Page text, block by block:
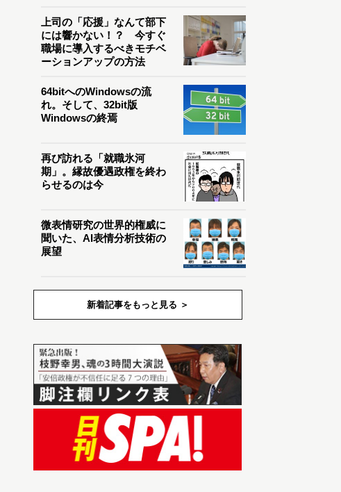
上司の「応援」なんて部下
には響かない！？ 今すぐ
職場に導入するべきモチベ
ーションアップの方法
64bitへのWindowsの流
れ。そして、32bit版
Windowsの終焉
再び訪れる「就職氷河
期」。縁故優遇政権を終わ
らせるのは今
微表情研究の世界的権威に
聞いた、AI表情分析技術の
展望
新着記事をもっと見る